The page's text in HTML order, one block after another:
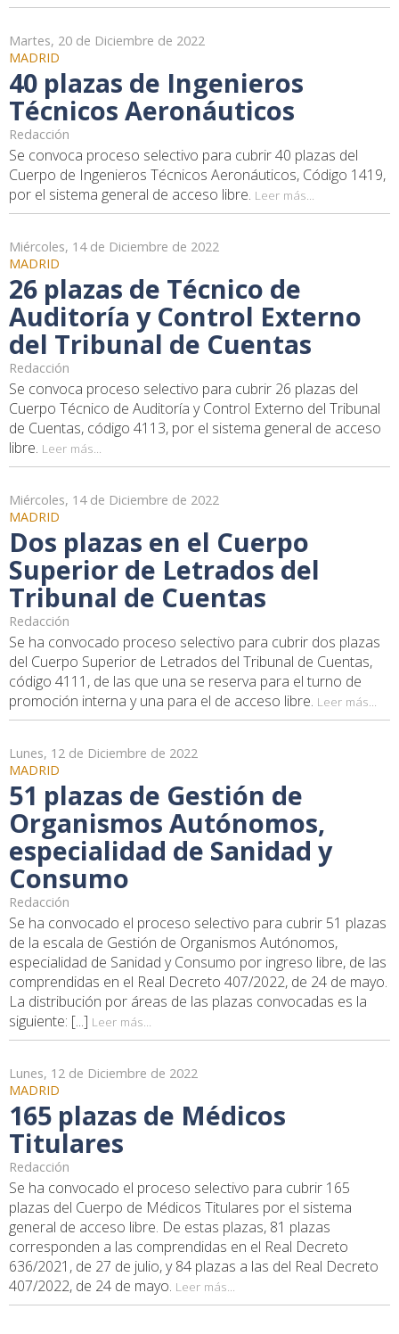
Martes, 20 de Diciembre de 2022
MADRID
40 plazas de Ingenieros
Técnicos Aeronáuticos
Redacción
Se convoca proceso selectivo para cubrir 40 plazas del
Cuerpo de Ingenieros Técnicos Aeronáuticos, Código 1419,
por el sistema general de acceso libre. Leer más...
Miércoles, 14 de Diciembre de 2022
MADRID
26 plazas de Técnico de
Auditoría y Control Externo
del Tribunal de Cuentas
Redacción
Se convoca proceso selectivo para cubrir 26 plazas del
Cuerpo Técnico de Auditoría y Control Externo del Tribunal
de Cuentas, código 4113, por el sistema general de acceso
libre. Leer más...
Miércoles, 14 de Diciembre de 2022
MADRID
Dos plazas en el Cuerpo
Superior de Letrados del
Tribunal de Cuentas
Redacción
Se ha convocado proceso selectivo para cubrir dos plazas
del Cuerpo Superior de Letrados del Tribunal de Cuentas,
código 4111, de las que una se reserva para el turno de
promoción interna y una para el de acceso libre. Leer más...
Lunes, 12 de Diciembre de 2022
MADRID
51 plazas de Gestión de
Organismos Autónomos,
especialidad de Sanidad y
Consumo
Redacción
Se ha convocado el proceso selectivo para cubrir 51 plazas
de la escala de Gestión de Organismos Autónomos,
especialidad de Sanidad y Consumo por ingreso libre, de las
comprendidas en el Real Decreto 407/2022, de 24 de mayo.
La distribución por áreas de las plazas convocadas es la
siguiente: [...] Leer más...
Lunes, 12 de Diciembre de 2022
MADRID
165 plazas de Médicos
Titulares
Redacción
Se ha convocado el proceso selectivo para cubrir 165
plazas del Cuerpo de Médicos Titulares por el sistema
general de acceso libre. De estas plazas, 81 plazas
corresponden a las comprendidas en el Real Decreto
636/2021, de 27 de julio, y 84 plazas a las del Real Decreto
407/2022, de 24 de mayo. Leer más...